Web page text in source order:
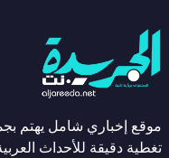
موقع إخباري شامل يهتم
تغطية دقيقة للأحداث